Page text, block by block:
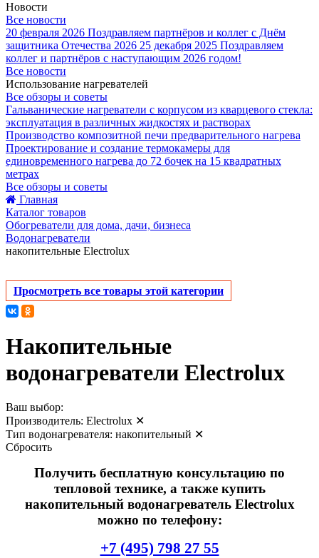
Новости
Все новости
20 февраля 2026 Поздравляем партнёров и коллег с Днём
защитника Отечества 2026 25 декабря 2025 Поздравляем
коллег и партнёров с наступающим 2026 годом!
Все новости
Использование нагревателей
Все обзоры и советы
Гальванические нагреватели с корпусом из кварцевого стекла:
эксплуатация в различных жидкостях и растворах
Производство композитной печи предварительного нагрева
Проектирование и создание термокамеры для
единовременного нагрева до 72 бочек на 15 квадратных
метрах
Все обзоры и советы
Главная
Каталог товаров
Обогреватели для дома, дачи, бизнеса
Водонагреватели
накопительные Electrolux
Просмотреть все товары этой категории
Накопительные
водонагреватели Electrolux
Ваш выбор:
Производитель: Electrolux ✕
Тип водонагревателя: накопительный ✕
Сбросить
Получить бесплатную консультацию по
тепловой технике, а также купить
накопительный водонагреватель Electrolux
можно по телефону:
+7 (495) 798 27 55